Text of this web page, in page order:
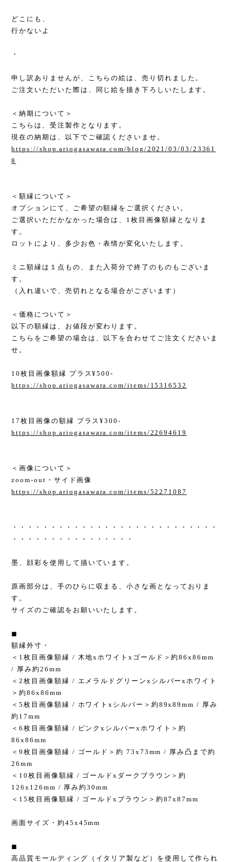
どこにも、
行かないよ
・
申し訳ありませんが、こちらの絵は、売り切れました。
ご注文いただいた際は、同じ絵を描き下ろしいたします。
＜納期について＞
こちらは、受注製作となります。
現在の納期は、以下でご確認くださいませ。
https://shop.ariogasawara.com/blog/2021/03/03/23361
8
＜額縁について＞
オプションにて、ご希望の額縁をご選択ください。
ご選択いただかなかった場合は、1枚目画像額縁となりま
す。
ロットにより、多少お色・表情が変化いたします。
ミニ額縁は１点もの、また入荷分で終了のものもございま
す。
（入れ違いで、売切れとなる場合がございます）
＜価格について＞
以下の額縁は、お値段が変わります。
こちらをご希望の場合は、以下を合わせてご注文くださいま
せ。
10枚目画像額縁 プラス¥500-
https://shop.ariogasawara.com/items/15316532
17枚目画像の額縁 プラス¥300-
https://shop.ariogasawara.com/items/22694619
＜画像について＞
zoom-out・サイド画像
https://shop.ariogasawara.com/items/52271087
・・・・・・・・・・・・・・・・・・・・・・・・・・・
・・・・・・・・・・・・・・・・
墨、顔彩を使用して描いています。
原画部分は、手のひらに収まる、小さな画となっておりま
す。
サイズのご確認をお願いいたします。
◼︎
額縁外寸・
＜1枚目画像額縁 / 木地xホワイトxゴールド＞約86x86mm
/ 厚み約26mm
＜2枚目画像額縁 / エメラルドグリーンxシルバーxホワイト
＞約86x86mm
＜5枚目画像額縁 / ホワイトxシルバー＞約89x89mm / 厚み
約17mm
＜6枚目画像額縁 / ピンクxシルバーxホワイト＞約
86x86mm
＜9枚目画像額縁 / ゴールド＞約 73x73mm / 厚み凸まで約
26mm
＜10枚目画像額縁 / ゴールドxダークブラウン＞約
126x126mm / 厚み約30mm
＜15枚目画像額縁 / ゴールドxブラウン＞約87x87mm
画面サイズ・約45x45mm
◼︎
高品質モールディング（イタリア製など）を使用して作られ